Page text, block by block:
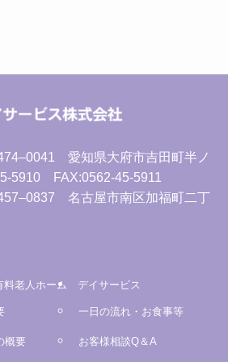
愛知県大府市吉田町半ノ
5910 FAX:0562-45-5911
名古屋市南区加福町二丁
料老人ホーム
概要
デイサービス
一日の流れ・お食事等
お客様相談Q＆A